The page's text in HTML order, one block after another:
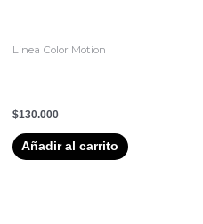
Linea Color Motion
$130.000
Añadir al carrito